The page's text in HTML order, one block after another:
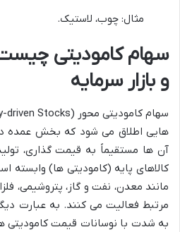
مثال: چوب، لاستیک.
سهام کامودیتی
و بازار سرمایه
هایی اطلاق می شود که بخش عمده
آن ها مستقیماً به قیمت گذاری،
کالاهای پایه (کامودیتی ها)
مانند معدن، نفت و گاز، پتروشیمی،
مرتبط فعالیت می کنند. به عبارت
به شدت با نوسانات قیمت کامودیتی